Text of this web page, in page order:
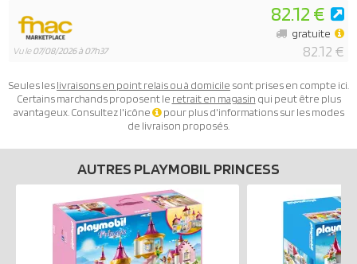
Vu le07/08/2026 à 07h37
82.12 €
82.12 €
gratuite
Seules leslivraisons en point relais ou à domicile sont prises en compte ici.
Certains marchands proposent le retrait en magasin qui peut être plus
avantageux. Consultez l'icône
pour plus d'informations sur les modes
de livraison proposés.
AUTRES PLAYMOBIL PRINCESS